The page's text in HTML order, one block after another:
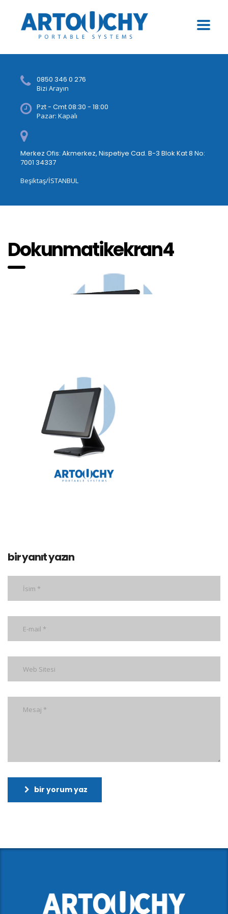
0850 346 0 276
Bizi Arayın
Pzt - Cmt 08:30 - 18:00
Pazar: Kapalı
Merkez Ofis: Akmerkez, Nispetiye Cad. B-3 Blok Kat 8 No:
7001 34337
Beşiktaş/İSTANBUL
Dokunmatikekran4
bir yanıt yazın
bir yorum yaz